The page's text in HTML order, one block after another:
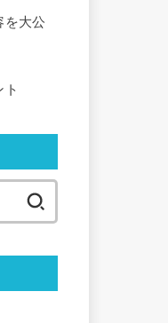
を大公
ト